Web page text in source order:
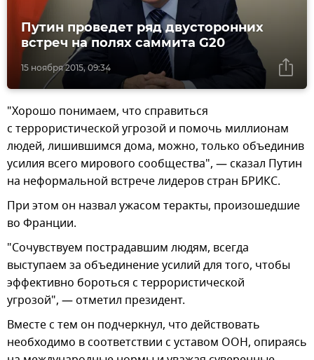
15 ноября 2015, 09:34
Путин проведет ряд двусторонних
встреч на полях саммита G20
"Хорошо понимаем, что справиться
с террористической угрозой и помочь миллионам
людей, лишившимся дома, можно, только объединив
усилия всего мирового сообщества", — сказал Путин
на неформальной встрече лидеров стран БРИКС.
При этом он назвал ужасом теракты, произошедшие
во Франции.
"Сочувствуем пострадавшим людям, всегда
выступаем за объединение усилий для того, чтобы
эффективно бороться с террористической
угрозой", — отметил президент.
Вместе с тем он подчеркнул, что действовать
необходимо в соответствии с уставом ООН, опираясь